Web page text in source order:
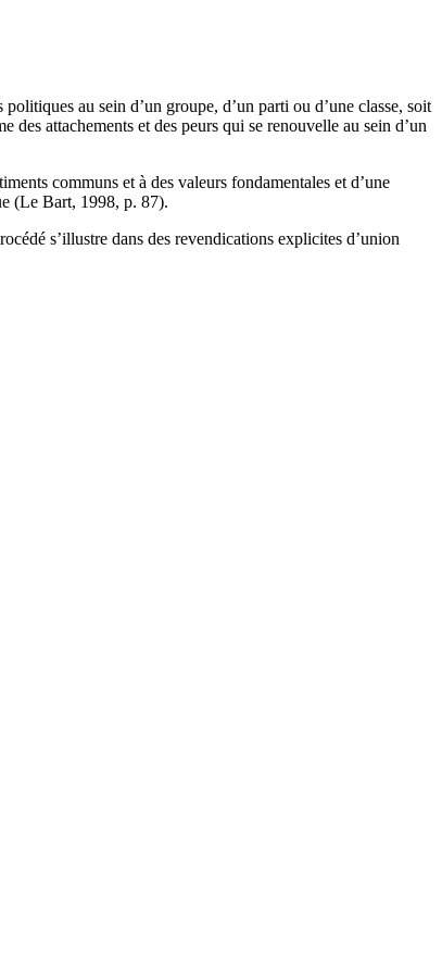
au sein d’un groupe, d’un parti ou d’une classe, soit
attachements et des peurs qui se renouvelle au sein d’un
communs et à des valeurs fondamentales et d’une
(Le Bart, 1998, p. 87).
s’illustre dans des revendications explicites d’union